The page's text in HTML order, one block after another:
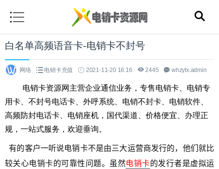
白名单高频语音卡-电销卡不封号
网络 电销卡充值 2021-11-20 16:16 2445 whzytx.admin
电销卡资源网主营企业通信业务，专售电销卡、电销专
用卡、不封号电话卡、外呼系统、电销不封卡、电销软件、
高频防封电话卡、电销座机，国代渠道、价格便宜、办理正
规，一站式服务，欢迎垂询。
有的客户一听说电销卡不是由三大运营商发行的，他们就比
较关心电销卡的可靠性问题。虽然电销卡的发行者是虚拟运